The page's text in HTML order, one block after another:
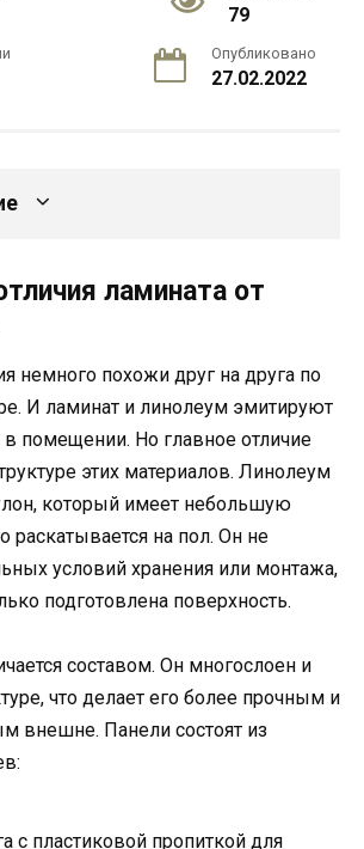
79
Опубликовано
27.02.2022
ламината от
немного похожи друг на друга по
И ламинат и линолеум эмитируют
помещении. Но главное отличие
этих материалов. Линолеум
который имеет небольшую
раскатывается на пол. Он не
условий хранения или монтажа,
подготовлена поверхность.
составом. Он многослоен и
что делает его более прочным и
внешне. Панели состоят из
с пластиковой пропиткой для